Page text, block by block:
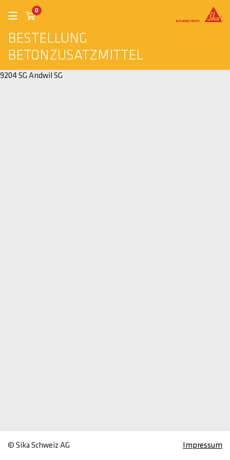
BESTELLUNG
BETONZUSATZMITTEL
0
9204 SG Andwil SG
© Sika Schweiz AG Impressum